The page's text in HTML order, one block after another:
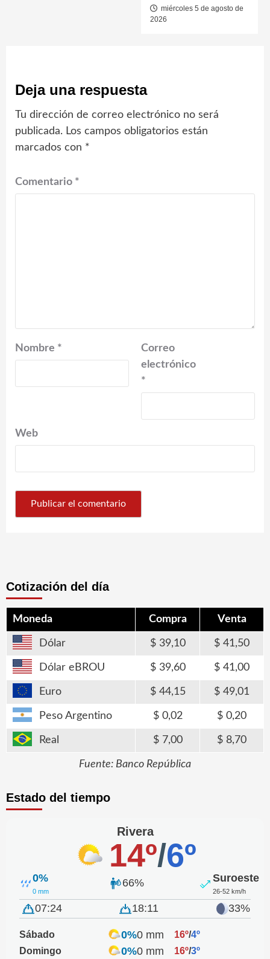
miércoles 5 de agosto de
2026
Deja una respuesta
Tu dirección de correo electrónico no será
publicada. Los campos obligatorios están
marcados con *
Comentario *
Nombre *
Correo
electrónico
*
Web
Cotización del día
Moneda Compra Venta
Dólar 39,10 41,50
Dólar eBROU 39,60 41,00
Euro 44,15 49,01
Peso Argentino 0,02 0,20
Real 7,00 8,70
Fuente: Banco República
Estado del tiempo
Rivera
14º/6º
0%
0 mm
66% Suroeste
26-52 km/h
07:24 18:11 33%
Sábado 0%0 mm 16º/4º
Domingo
0%0 mm 16º/3º